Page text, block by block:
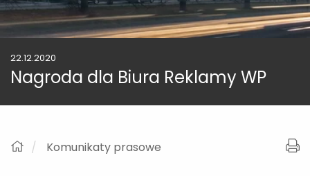
22.12.2020
Nagroda dla Biura Reklamy WP
Komunikaty prasowe